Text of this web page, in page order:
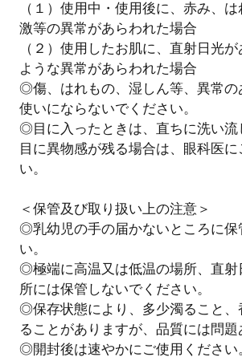
（１）使用中・使用後に、赤み、
激等の異常があらわれた場合
（２）使用したお肌に、直射日光
ような異常があらわれた場合
◎傷、はれもの、湿しん等、異常の
使いにならないでください。
◎目に入ったときは、直ちに洗い流
目に異物感が残る場合は、眼科医に
い。
＜保管及び取り扱い上の注意＞
◎乳幼児の手の届かないところに保
い。
◎極端に高温又は低温の場所、直射
所には保管しないでください。
◎保存状態により、多少濁ること、
ることがありますが、品質には問題
◎開封後は速やかにご使用ください